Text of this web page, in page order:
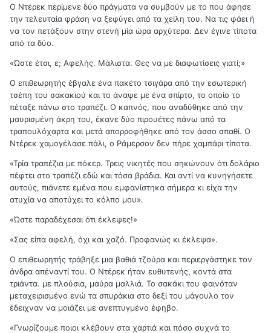
Ο Ντέρεκ περίμενε δύο πράγματα να συμβούν με το που άφησε
την τελευταία φράση να ξεφύγει από τα χείλη του. Να τις φάει ή
να τον πετάξουν στην στενή μία ώρα αρχύτερα. Δεν έγινε τίποτα
από τα δύο.
«Ώστε έτσι, ε; Αφελής. Μάλιστα. Θες να με διαφωτίσεις γιατί;»
Ο επιθεωρητής έβγαλε ένα πακέτο τσιγάρα από την εσωτερική
τσέπη του σακακιού και το άναψε με ένα σπίρτο, το οποίο το
πέταξε πάνω στο τραπέζι. Ο καπνός, που αναδύθηκε από την
μαυρισμένη άκρη του, έκανε δύο πιρουέτες πάνω από τα
τραπουλόχαρτα και μετά απορροφήθηκε από τον άσσο σπαθί. Ο
Ντέρεκ χαμογέλασε πάλι, ο Ράμερσον δεν πήρε χαμπάρι τίποτα.
«Τρία τραπέζια με πόκερ. Τρεις νικητές που σηκώνουν ότι δολάριο
πέφτει στο τραπέζι εδώ και τόσα βράδια. Και αντί να κυνηγήσετε
αυτούς, πιάνετε εμένα που εμφανίστηκα σήμερα κι είχα την
ατυχία να αποτύχει το κόλπο μου».
«Ώστε παραδέχεσαι ότι έκλεψες!»
«Σας είπα αφελή, όχι και χαζό. Προφανώς κι έκλεψα».
Ο επιθεωρητής τράβηξε μια βαθιά τζούρα και περιεργάστηκε τον
άνδρα απέναντί του. Ο Ντέρεκ ήταν ευθυτενής, κοντά στα
τριάντα. με πλούσια, μαύρα μαλλιά. Το σακάκι του φαινόταν
μεταχειρισμένο ενώ τα σπυράκια στο δεξί του μάγουλο τον
έδειχναν να μοιάζει με ανεπτυγμένο έφηβο.
«Γνωρίζουμε ποιοι κλέβουν στα χαρτιά και πόσο συχνά το